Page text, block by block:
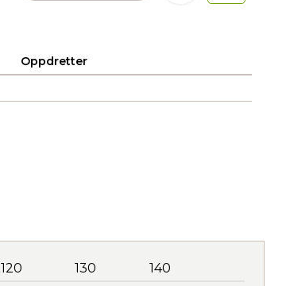
Oppdretter
120 130 140